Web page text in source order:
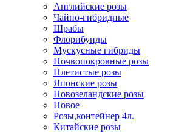
Английские розы
Чайно-гибридные
Шрабы
Флорибунды
Мускусные гибриды
Почвопокровные розы
Плетистые розы
Японские розы
Новозеландские розы
Новое
Розы,контейнер 4л.
Китайские розы